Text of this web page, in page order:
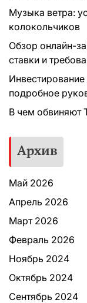
Музыка ветра:
колокольчиков
Обзор онлайн-
ставки и
подробное
В чем обвиняют
Архив
Май 2026
Апрель 2026
Март 2026
Февраль 2026
Ноябрь 2024
Октябрь 2024
Сентябрь 2024